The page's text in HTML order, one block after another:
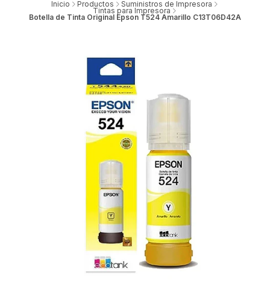
Inicio Productos Suministros de Impresora
Tintas para Impresora
Botella de Tinta Original Epson T524 Amarillo C13T06D42A